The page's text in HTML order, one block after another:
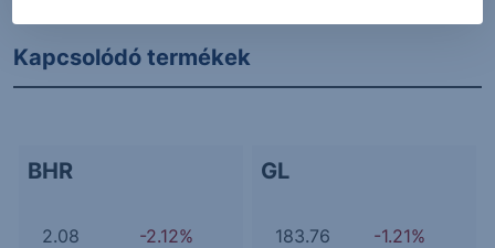
Kapcsolódó termékek
BHR
2.08 -2.12%
GL
183.76 -1.21%